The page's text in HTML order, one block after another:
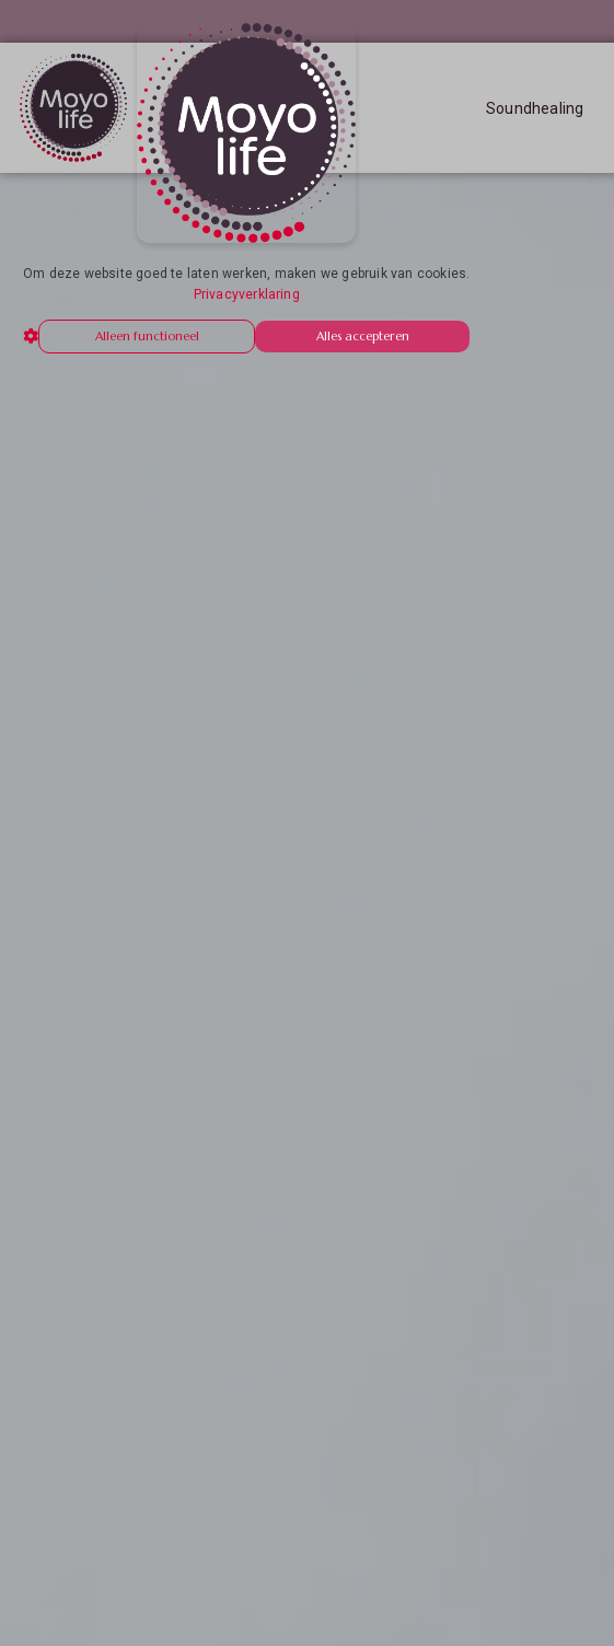
Soundhealing
Om deze website goed te laten werken, maken we gebruik van cookies.
Privacyverklaring
Alleen functioneel Alles accepteren